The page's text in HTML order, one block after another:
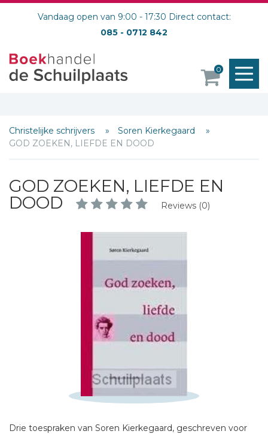
Vandaag open van 9:00 - 17:30 Direct contact:
085 - 0712 842
0
Christelijke schrijvers
Soren Kierkegaard
GOD ZOEKEN, LIEFDE EN DOOD
GOD ZOEKEN, LIEFDE EN
DOOD
Reviews (0)
Drie toespraken van Soren Kierkegaard, geschreven voor
Schrijf hieronder je review!
Bericht *